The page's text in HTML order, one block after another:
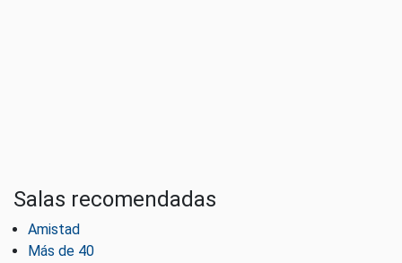
Salas recomendadas
Amistad
Más de 40